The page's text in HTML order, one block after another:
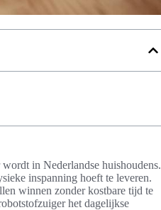
in Nederlandse huishoudens.
inspanning hoeft te leveren.
winnen zonder kostbare tijd te
het dagelijkse